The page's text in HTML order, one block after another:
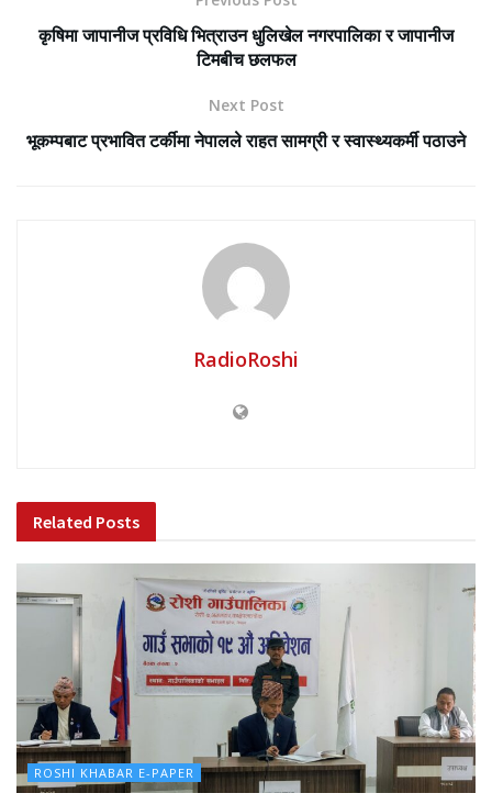
कृषिमा जापानीज प्रविधि भित्राउन धुलिखेल नगरपालिका र जापानीज
टिमबीच छलफल
Next Post
भूकम्पबाट प्रभावित टर्कीमा नेपालले राहत सामग्री र स्वास्थ्यकर्मी पठाउने
RadioRoshi
Related Posts
ROSHI KHABAR E-PAPER